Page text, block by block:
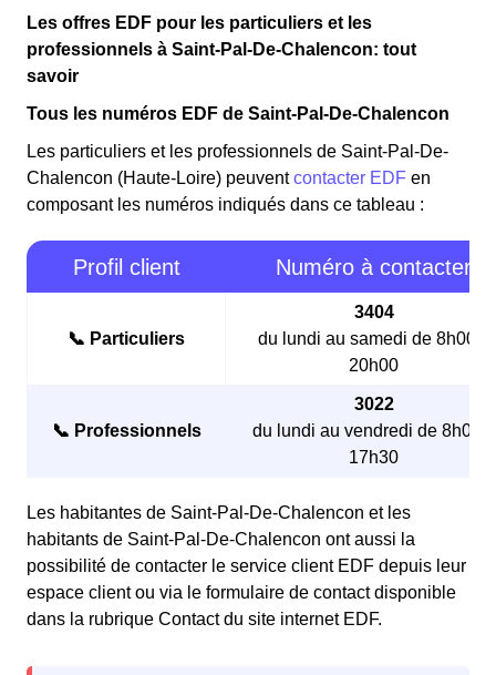
Les offres EDF pour les particuliers et les
professionnels à Saint-Pal-De-Chalencon: tout
savoir
Tous les numéros EDF de Saint-Pal-De-Chalencon
Les particuliers et les professionnels de Saint-Pal-De-
Chalencon (Haute-Loire) peuventcontacter EDF en
composant les numéros indiqués dans ce tableau :
Profil client Numéro à contacter
📞 Particuliers
3404
du lundi au samedi de 8h00 à
20h00
📞 Professionnels
3022
du lundi au vendredi de 8h00 à
17h30
Les habitantes de Saint-Pal-De-Chalencon et les
habitants de Saint-Pal-De-Chalencon ont aussi la
possibilité de contacter le service client EDF depuis leur
espace client ou via le formulaire de contact disponible
dans la rubrique Contact du site internet EDF.